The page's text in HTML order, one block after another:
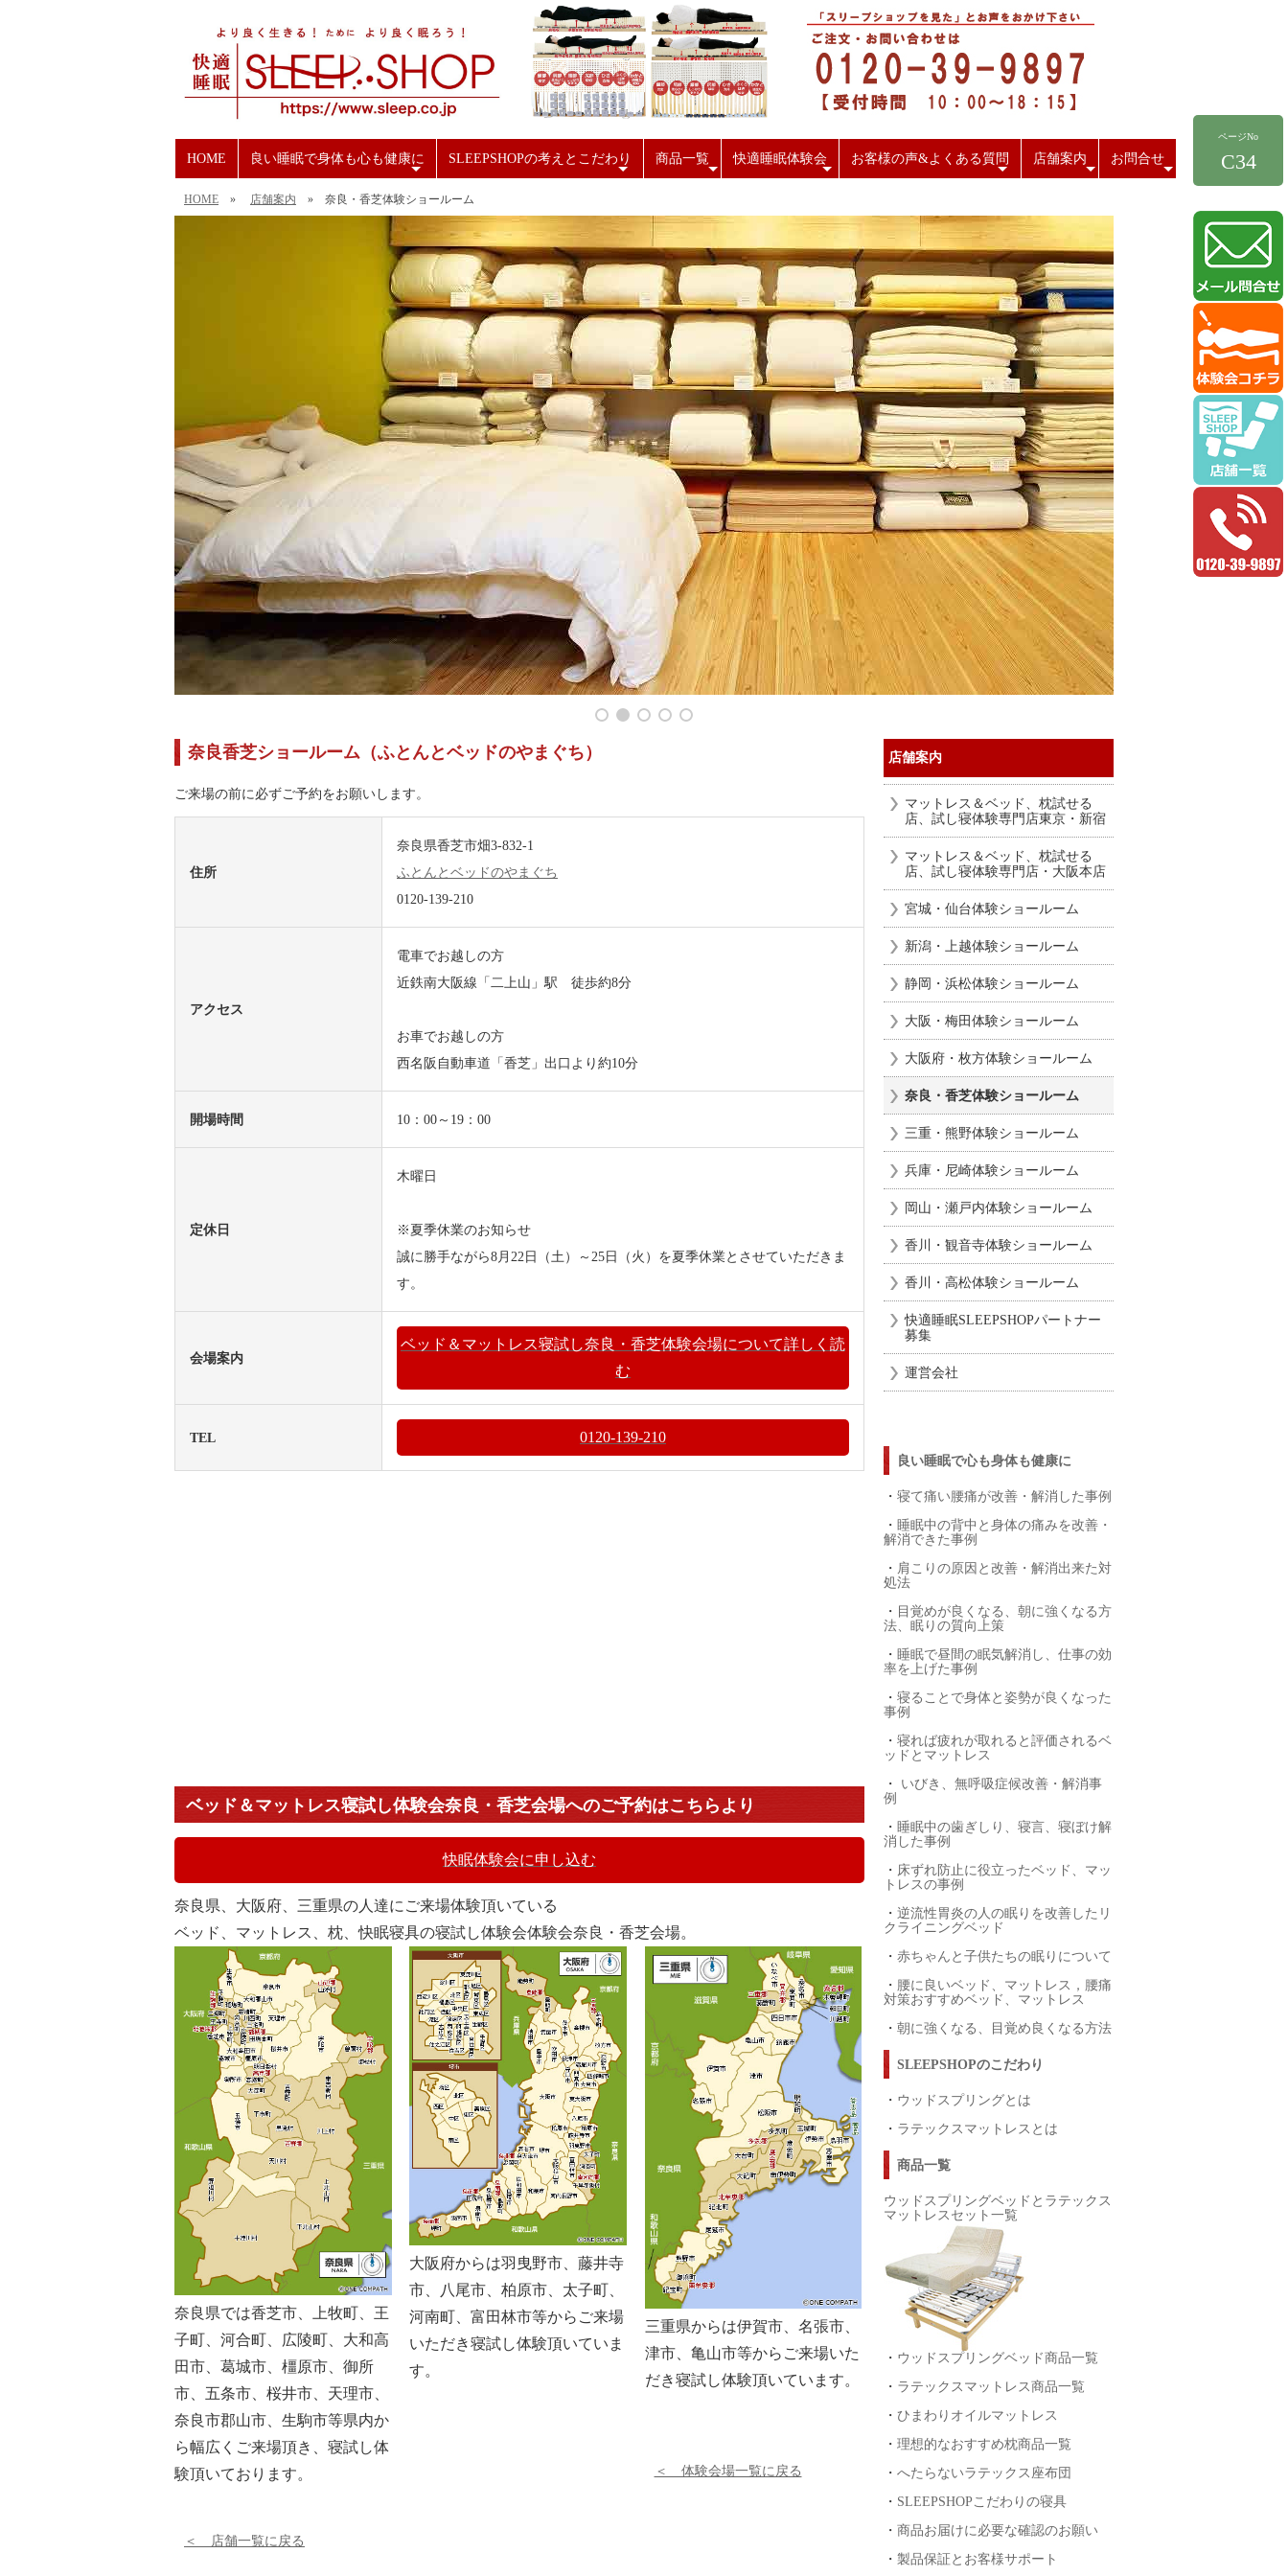
HOME 良い睡眠で身体も心も健康に SLEEPSHOPの考えとこだわり 商品一覧 快適睡眠体験会 お客様の声&よくある質問 店舗案内 お問合せ
ページNo
C34
HOME » 店舗案内 » 奈良・香芝体験ショールーム
奈良香芝ショールーム（ふとんとベッドのやまぐち）
ご来場の前に必ずご予約をお願いします。
住所
奈良県香芝市畑3-832-1
ふとんとベッドのやまぐち
0120-139-210
アクセス
電車でお越しの方
近鉄南大阪線「二上山」駅 徒歩約8分
お車でお越しの方
西名阪自動車道「香芝」出口より約10分
開場時間 10：00～19：00
定休日
木曜日
※夏季休業のお知らせ
誠に勝手ながら8月22日（土）～25日（火）を夏季休業とさせていただきま
す。
会場案内
ベッド＆マットレス寝試し奈良・香芝体験会場について詳しく読
む
TEL 0120-139-210
ベッド＆マットレス寝試し体験会奈良・香芝会場へのご予約はこちらより
快眠体験会に申し込む
奈良県、大阪府、三重県の人達にご来場体験頂いている
ベッド、マットレス、枕、快眠寝具の寝試し体験会体験会奈良・香芝会場。
奈良県では香芝市、上牧町、王
子町、河合町、広陵町、大和高
田市、葛城市、橿原市、御所
市、五条市、桜井市、天理市、
奈良市郡山市、生駒市等県内か
ら幅広くご来場頂き、寝試し体
験頂いております。
大阪府からは羽曳野市、藤井寺
市、八尾市、柏原市、太子町、
河南町、富田林市等からご来場
いただき寝試し体験頂いていま
す。
三重県からは伊賀市、名張市、
津市、亀山市等からご来場いた
だき寝試し体験頂いています。
＜ 体験会場一覧に戻る
＜ 店舗一覧に戻る
店舗案内
マットレス＆ベッド、枕試せる
店、試し寝体験専門店東京・新宿
マットレス＆ベッド、枕試せる
店、試し寝体験専門店・大阪本店
宮城・仙台体験ショールーム
新潟・上越体験ショールーム
静岡・浜松体験ショールーム
大阪・梅田体験ショールーム
大阪府・枚方体験ショールーム
奈良・香芝体験ショールーム
三重・熊野体験ショールーム
兵庫・尼崎体験ショールーム
岡山・瀬戸内体験ショールーム
香川・観音寺体験ショールーム
香川・高松体験ショールーム
快適睡眠SLEEPSHOPパートナー
募集
運営会社
良い睡眠で心も身体も健康に
・ 寝て痛い腰痛が改善・解消した事例
・ 睡眠中の背中と身体の痛みを改善・
解消できた事例
・ 肩こりの原因と改善・解消出来た対
処法
・ 目覚めが良くなる、朝に強くなる方
法、眠りの質向上策
・ 睡眠で昼間の眠気解消し、仕事の効
率を上げた事例
・ 寝ることで身体と姿勢が良くなった
事例
・ 寝れば疲れが取れると評価されるベ
ッドとマットレス
・
いびき、無呼吸症候改善・解消事
例
・ 睡眠中の歯ぎしり、寝言、寝ぼけ解
消した事例
・ 床ずれ防止に役立ったベッド、マッ
トレスの事例
・ 逆流性胃炎の人の眠りを改善したリ
クライニングベッド
・ 赤ちゃんと子供たちの眠りについて
・ 腰に良いベッド、マットレス，腰痛
対策おすすめベッド、マットレス
・ 朝に強くなる、目覚め良くなる方法
SLEEPSHOPのこだわり
・ ウッドスプリングとは
・ ラテックスマットレスとは
商品一覧
ウッドスプリングベッドとラテックス
マットレスセット一覧
・ ウッドスプリングベッド商品一覧
・ ラテックスマットレス商品一覧
・ ひまわりオイルマットレス
・ 理想的なおすすめ枕商品一覧
・ へたらないラテックス座布団
・ SLEEPSHOPこだわりの寝具
・ 商品お届けに必要な確認のお願い
・ 製品保証とお客様サポート